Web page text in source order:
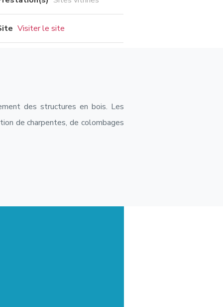
Visiter le site
des structures en bois. Les
de charpentes, de colombages